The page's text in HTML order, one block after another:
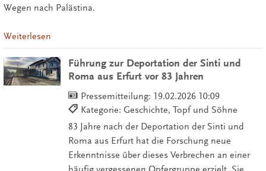
Wegen nach Palästina.
Weiterlesen
Führung zur Deportation der Sinti und
Roma aus Erfurt vor 83 Jahren
Pressemitteilung: 19.02.2026 10:09
Kategorie: Geschichte, Topf und Söhne
83 Jahre nach der Deportation der Sinti und
Roma aus Erfurt hat die Forschung neue
Erkenntnisse über dieses Verbrechen an einer